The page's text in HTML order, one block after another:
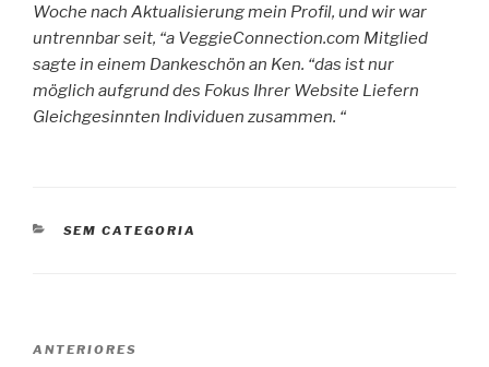
Woche nach Aktualisierung mein Profil, und wir war
untrennbar seit, “a VeggieConnection.com Mitglied
sagte in einem Dankeschön an Ken. “das ist nur
möglich aufgrund des Fokus Ihrer Website Liefern
Gleichgesinnten Individuen zusammen. “
CATEGORIAS
SEM CATEGORIA
Post
ANTERIORES